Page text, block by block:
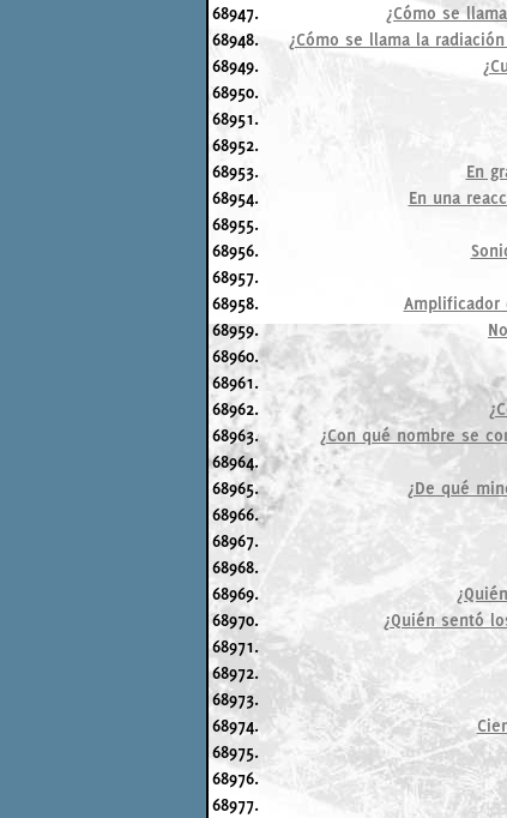
68947.
¿Cómo se
68948.
¿Cómo se llama la
68949.
68950.
68951.
68952.
68953.
En
68954.
En una
68955.
68956.
68957.
68958.
Amplificador
68959.
68960.
68961.
68962.
68963.
¿Con qué nombre se
68964.
68965.
¿De qué
68966.
68967.
68968.
68969.
68970.
¿Quién sentó
68971.
68972.
68973.
68974.
68975.
68976.
68977.